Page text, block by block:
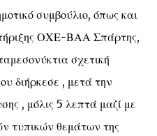
συμβούλιο, όπως και
ΟΧΕ-ΒΑΑ Σπάρτης,
σχετική
διήρκεσε , μετά την
, μόλις 5 λεπτά μαζί με
τυπικών θεμάτων της